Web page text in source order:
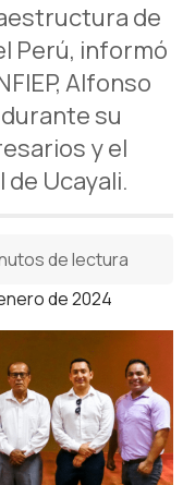
de
Perú, informó
Alfonso
su
y el
Ucayali.
de 2024
de lectura